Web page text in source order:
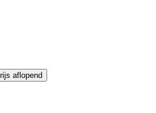
aflopend